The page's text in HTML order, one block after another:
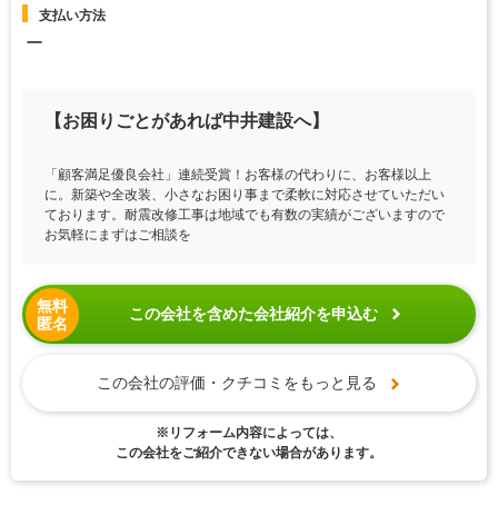
支払い方法
ー
【お困りごとがあれば中井建設へ】
「顧客満足優良会社」連続受賞！お客様の代わりに、お客様以上
に。新築や全改装、小さなお困り事まで柔軟に対応させていただい
ております。耐震改修工事は地域でも有数の実績がございますので
お気軽にまずはご相談を
無料
匿名
この会社を含めた会社紹介を申込む
この会社の評価・クチコミをもっと見る
※リフォーム内容によっては、
この会社をご紹介できない場合があります。